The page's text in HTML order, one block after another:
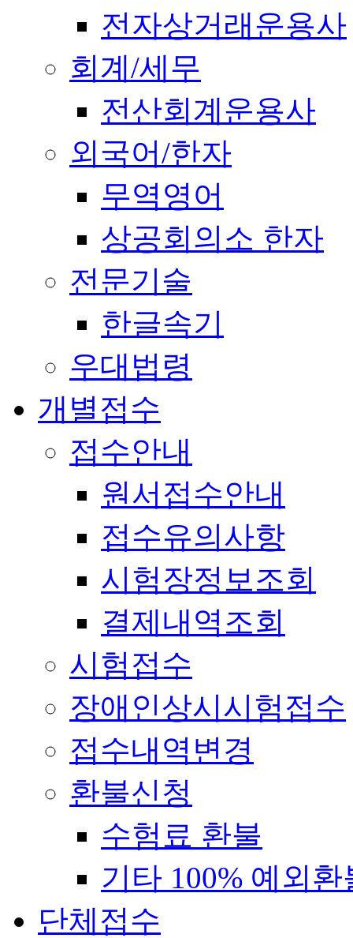
전자상거래운용사
회계/세무
전산회계운용사
외국어/한자
무역영어
상공회의소 한자
전문기술
한글속기
우대법령
개별접수
접수안내
원서접수안내
접수유의사항
시험장정보조회
결제내역조회
시험접수
장애인상시시험접수
접수내역변경
환불신청
수험료 환불
기타 100% 예외환
단체접수